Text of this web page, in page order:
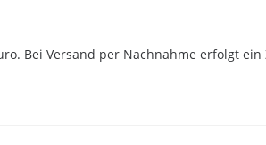
Bei Versand per Nachnahme erfolgt ein